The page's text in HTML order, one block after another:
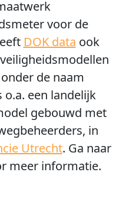
voor de
DOK data ook
de naam
o.a. een landelijk
gebouwd met
in
Utrecht. Ga naar
meer informatie.